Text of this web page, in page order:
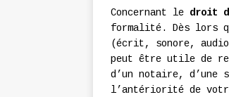
Concernant le droit
formalité. Dès lors
(écrit, sonore,
peut être utile de
d’un notaire,
l’antériorité de